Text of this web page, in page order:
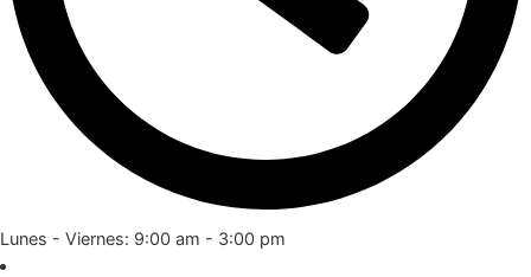
Lunes - Viernes: 9:00 am - 3:00 pm